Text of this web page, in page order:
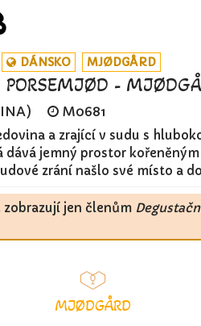
DÁNSKO MJØDGÅRD
PORSEMJØD -
M0681
a zrající v sudu s
dává jemný prostor
zrání našlo své místo a
jen členům
MJØDGÅRD